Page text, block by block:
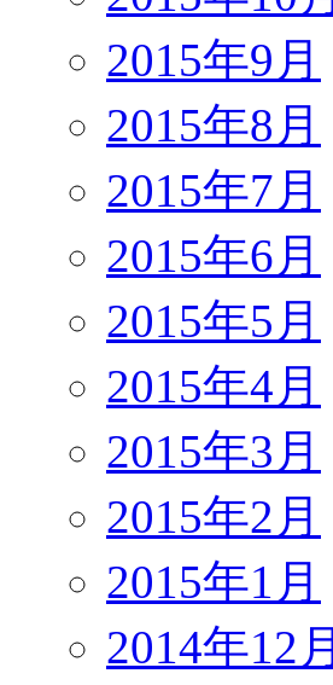
2015年9月
2015年8月
2015年7月
2015年6月
2015年5月
2015年4月
2015年3月
2015年2月
2015年1月
2014年12月